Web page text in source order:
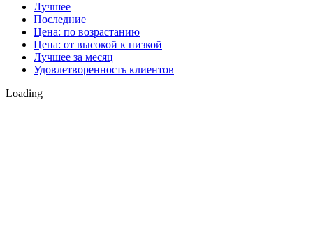
Лучшее
Последние
Цена: по возрастанию
Цена: от высокой к низкой
Лучшее за месяц
Удовлетворенность клиентов
Loading